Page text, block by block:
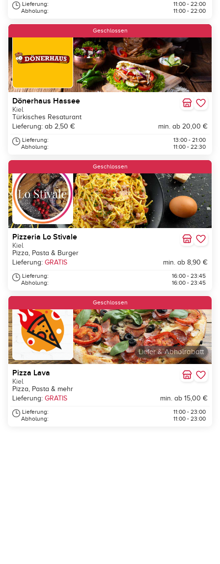
Lieferung:
Abholung:
11:00 - 22:00
11:00 - 22:00
Geschlossen
Dönerhaus Hassee
Kiel
Türkisches Resaturant
Lieferung: ab 2,50 €
min. ab 20,00 €
Lieferung:
Abholung:
13:00 - 21:00
11:00 - 22:30
Geschlossen
Pizzeria Lo Stivale
Kiel
Pizza, Pasta & Burger
Lieferung: GRATIS min. ab 8,90 €
Lieferung:
Abholung:
16:00 - 23:45
16:00 - 23:45
Liefer & Abholrabatt
Geschlossen
Pizza Lava
Kiel
Pizza, Pasta & mehr
Lieferung: GRATIS min. ab 15,00 €
Lieferung:
Abholung:
11:00 - 23:00
11:00 - 23:00